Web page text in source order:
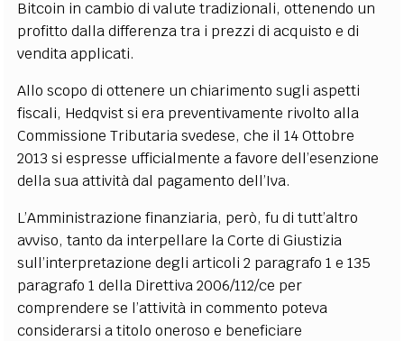
Bitcoin in cambio di valute tradizionali, ottenendo un
profitto dalla differenza tra i prezzi di acquisto e di
vendita applicati.
Allo scopo di ottenere un chiarimento sugli aspetti
fiscali, Hedqvist si era preventivamente rivolto alla
Commissione Tributaria svedese, che il 14 Ottobre
2013 si espresse ufficialmente a favore dell’esenzione
della sua attività dal pagamento dell’Iva.
L’Amministrazione finanziaria, però, fu di tutt’altro
avviso, tanto da interpellare la Corte di Giustizia
sull’interpretazione degli articoli 2 paragrafo 1 e 135
paragrafo 1 della Direttiva 2006/112/ce per
comprendere se l’attività in commento poteva
considerarsi a titolo oneroso e beneficiare